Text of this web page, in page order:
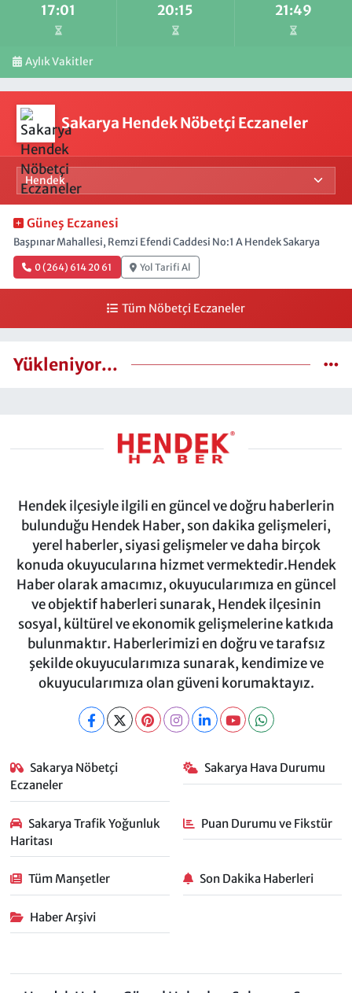
17:01 20:15 21:49
Aylık Vakitler
Sakarya Hendek Nöbetçi Eczaneler
Güneş Eczanesi
Başpınar Mahallesi, Remzi Efendi Caddesi No:1 A Hendek Sakarya
0 (264) 614 20 61 Yol Tarifi Al
Tüm Nöbetçi Eczaneler
Yükleniyor...
Hendek ilçesiyle ilgili en güncel ve doğru haberlerin
bulunduğu Hendek Haber, son dakika gelişmeleri,
yerel haberler, siyasi gelişmeler ve daha birçok
konuda okuyucularına hizmet vermektedir.Hendek
Haber olarak amacımız, okuyucularımıza en güncel
ve objektif haberleri sunarak, Hendek ilçesinin
sosyal, kültürel ve ekonomik gelişmelerine katkıda
bulunmaktır. Haberlerimizi en doğru ve tarafsız
şekilde okuyucularımıza sunarak, kendimize ve
okuyucularımıza olan güveni korumaktayız.
Sakarya Nöbetçi
Eczaneler
Sakarya Hava Durumu
Sakarya Trafik Yoğunluk
Haritası
Puan Durumu ve Fikstür
Tüm Manşetler Son Dakika Haberleri
Haber Arşivi